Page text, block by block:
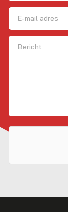
Voornaam
E-mailadres
Bericht